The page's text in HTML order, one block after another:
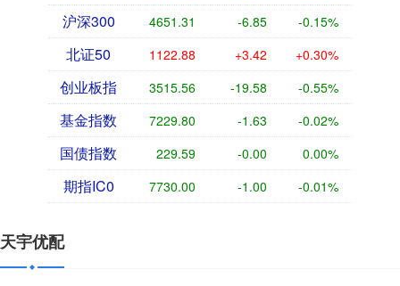
沪深300 4651.31 -6.85 -0.15%
北证50 1122.88 +3.42 +0.30%
创业板指 3515.56 -19.58 -0.55%
基金指数 7229.80 -1.63 -0.02%
国债指数 229.59 -0.00 0.00%
期指IC0 7730.00 -1.00 -0.01%
天宇优配